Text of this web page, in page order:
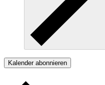
Kalender abonnieren